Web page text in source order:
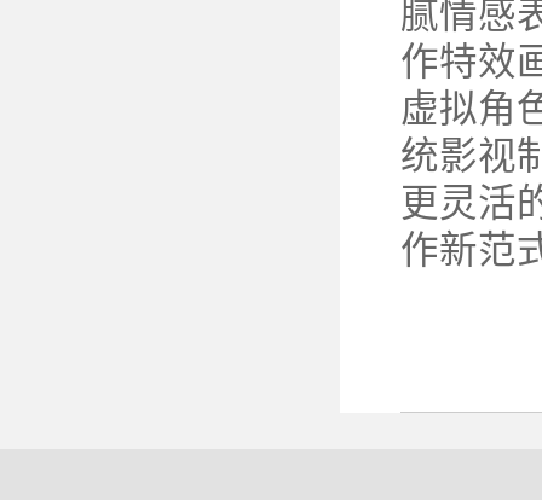
腻情感
作特效
虚拟角
统影视
更灵活
作新范